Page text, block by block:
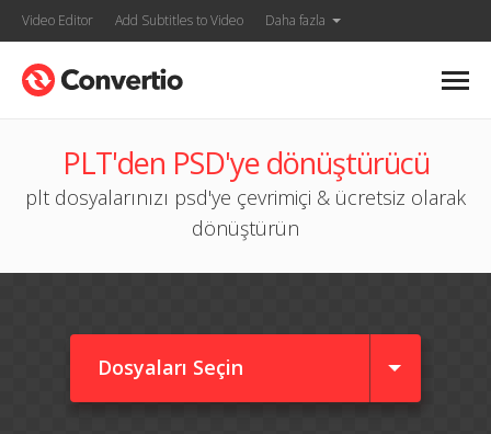
Video Editor Add Subtitles to Video Daha fazla
PLT'den PSD'ye dönüştürücü
plt dosyalarınızı psd'ye çevrimiçi & ücretsiz olarak
dönüştürün
Dosyaları Seçin